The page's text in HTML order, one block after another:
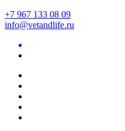
+7 967 133 08 09
info@vetandlife.ru